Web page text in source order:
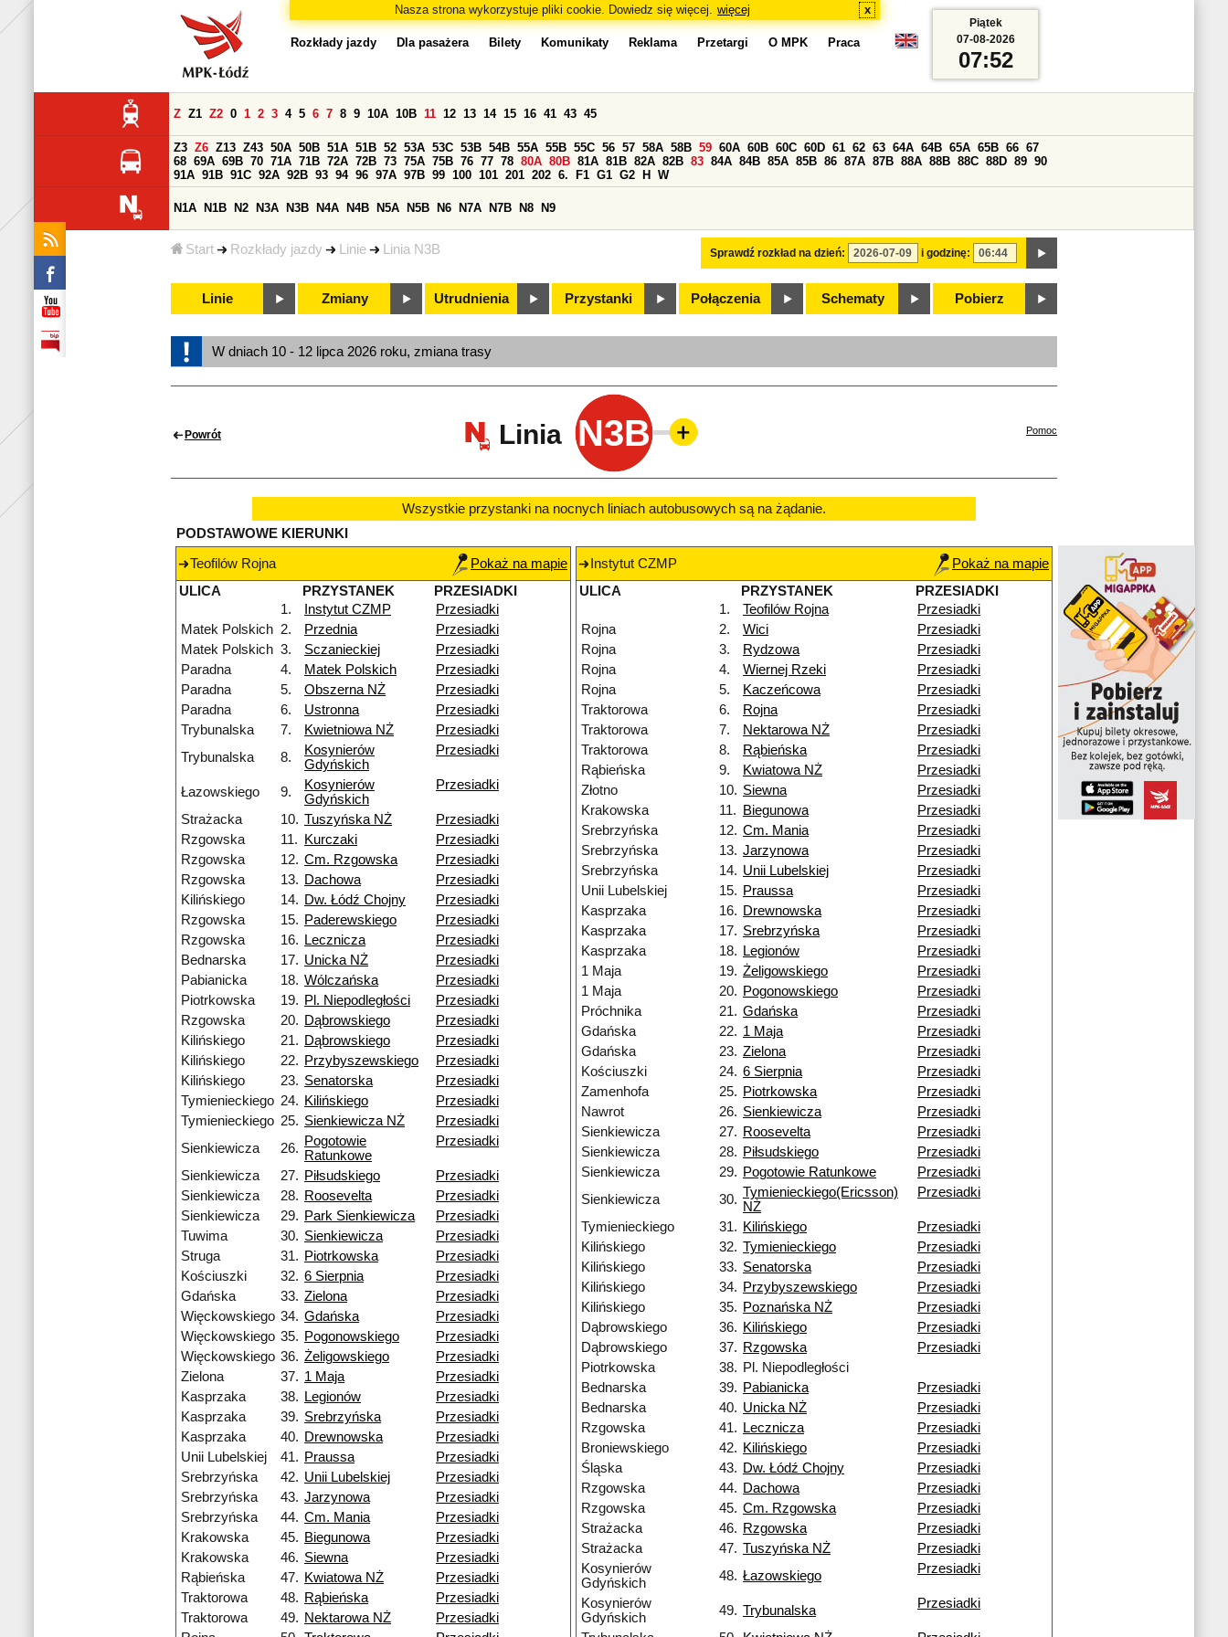
Nasza strona wykorzystuje pliki cookie. Dowiedz się więcej. więcej x
Start Rozkłady jazdy Linie Linia N3B
Rozkłady jazdy Dla pasażera Bilety Komunikaty Reklama Przetargi O MPK Praca
Sprawdź rozkład na dzień: i godzinę:
Z Z1 Z2 0 1 2 3 4 5 6 7 8 9 10A 10B 11 12 13 14 15 16 41 43 45
Z3 Z6 Z13 Z43 50A 50B 51A 51B 52 53A 53C 53B 54B 55A 55B 55C 56 57 58A 58B 59 60A 60B 60C 60D 61 62 63 64A 64B 65A 65B 66 67
68 69A 69B 70 71A 71B 72A 72B 73 75A 75B 76 77 78 80A 80B 81A 81B 82A 82B 83 84A 84B 85A 85B 86 87A 87B 88A 88B 88C 88D 89 90
91A 91B 91C 92A 92B 93 94 96 97A 97B 99 100 101 201 202 6. F1 G1 G2 H W
N1A N1B N2 N3A N3B N4A N4B N5A N5B N6 N7A N7B N8 N9
Linie Zmiany Utrudnienia Przystanki Połączenia Schematy Pobierz
Piątek
07-08-2026
07:52
W dniach 10 - 12 lipca 2026 roku, zmiana trasy
Powrót Linia N3B Pomoc
Wszystkie przystanki na nocnych liniach autobusowych są na żądanie.
PODSTAWOWE KIERUNKI
Teofilów Rojna
Pokaż na mapie
ULICA
PRZYSTANEK
PRZESIADKI
1.
Instytut CZMP
Przesiadki
Matek Polskich 2. Przednia
Przesiadki
Matek Polskich 3. Sczanieckiej
Przesiadki
Paradna
4. Matek Polskich
Przesiadki
Paradna
5. Obszerna NŻ
Przesiadki
Paradna
6. Ustronna
Przesiadki
Trybunalska
7. Kwietniowa NŻ
Przesiadki
Trybunalska
8.
Kosynierów
Gdyńskich
Przesiadki
Łazowskiego 9.
Kosynierów
Gdyńskich
Przesiadki
Strażacka 10. Tuszyńska NŻ
Przesiadki
Rzgowska
11. Kurczaki
Przesiadki
Rzgowska
12. Cm. Rzgowska
Przesiadki
Rzgowska
13. Dachowa
Przesiadki
Kilińskiego
14. Dw. Łódź Chojny
Przesiadki
Rzgowska
15. Paderewskiego
Przesiadki
Rzgowska
16. Lecznicza
Przesiadki
Bednarska
17. Unicka NŻ
Przesiadki
Pabianicka
18. Wólczańska
Przesiadki
Piotrkowska
19. Pl. Niepodległości
Przesiadki
Rzgowska
20. Dąbrowskiego
Przesiadki
Kilińskiego
21. Dąbrowskiego
Przesiadki
Kilińskiego
22. Przybyszewskiego
Przesiadki
Kilińskiego
23. Senatorska
Przesiadki
Tymienieckiego 24. Kilińskiego
Przesiadki
Tymienieckiego 25. Sienkiewicza NŻ
Przesiadki
Sienkiewicza
26. Pogotowie
Ratunkowe
Przesiadki
Sienkiewicza 27. Piłsudskiego
Przesiadki
Sienkiewicza
28. Roosevelta
Przesiadki
Sienkiewicza
29. Park Sienkiewicza
Przesiadki
Tuwima
30. Sienkiewicza
Przesiadki
Struga
31. Piotrkowska
Przesiadki
Kościuszki
32. 6 Sierpnia
Przesiadki
Gdańska
33. Zielona
Przesiadki
Więckowskiego 34. Gdańska
Przesiadki
Więckowskiego 35. Pogonowskiego
Przesiadki
Więckowskiego 36. Żeligowskiego
Przesiadki
Zielona
37. 1 Maja
Przesiadki
Kasprzaka
38. Legionów
Przesiadki
Kasprzaka
39. Srebrzyńska
Przesiadki
Kasprzaka
40. Drewnowska
Przesiadki
Unii Lubelskiej
41. Praussa
Przesiadki
Srebrzyńska
42. Unii Lubelskiej
Przesiadki
Srebrzyńska
43. Jarzynowa
Przesiadki
Srebrzyńska
44. Cm. Mania
Przesiadki
Krakowska
45. Biegunowa
Przesiadki
Krakowska
46. Siewna
Przesiadki
Rąbieńska
47. Kwiatowa NŻ
Przesiadki
Traktorowa
48. Rąbieńska
Przesiadki
Traktorowa
49. Nektarowa NŻ
Przesiadki
Instytut CZMP
Pokaż na mapie
ULICA
PRZYSTANEK
PRZESIADKI
1.
Teofilów Rojna
Przesiadki
Rojna
2. Wici
Przesiadki
Rojna
3. Rydzowa
Przesiadki
Rojna
4. Wiernej Rzeki
Przesiadki
Rojna
5. Kaczeńcowa
Przesiadki
Traktorowa
6. Rojna
Przesiadki
Traktorowa
7. Nektarowa NŻ
Przesiadki
Traktorowa
8. Rąbieńska
Przesiadki
Rąbieńska
9. Kwiatowa NŻ
Przesiadki
Złotno
10. Siewna
Przesiadki
Krakowska
11. Biegunowa
Przesiadki
Srebrzyńska
12. Cm. Mania
Przesiadki
Srebrzyńska
13. Jarzynowa
Przesiadki
Srebrzyńska
14. Unii Lubelskiej
Przesiadki
Unii Lubelskiej
15. Praussa
Przesiadki
Kasprzaka
16. Drewnowska
Przesiadki
Kasprzaka
17. Srebrzyńska
Przesiadki
Kasprzaka
18. Legionów
Przesiadki
1 Maja
19. Żeligowskiego
Przesiadki
1 Maja
20. Pogonowskiego
Przesiadki
Próchnika
21. Gdańska
Przesiadki
Gdańska
22. 1 Maja
Przesiadki
Gdańska
23. Zielona
Przesiadki
Kościuszki
24. 6 Sierpnia
Przesiadki
Zamenhofa
25. Piotrkowska
Przesiadki
Nawrot
26. Sienkiewicza
Przesiadki
Sienkiewicza
27. Roosevelta
Przesiadki
Sienkiewicza
28. Piłsudskiego
Przesiadki
Sienkiewicza
29. Pogotowie Ratunkowe
Przesiadki
Sienkiewicza
30. Tymienieckiego(Ericsson)
NŻ
Przesiadki
Tymienieckiego 31. Kilińskiego
Przesiadki
Kilińskiego
32. Tymienieckiego
Przesiadki
Kilińskiego
33. Senatorska
Przesiadki
Kilińskiego
34. Przybyszewskiego
Przesiadki
Kilińskiego
35. Poznańska NŻ
Przesiadki
Dąbrowskiego
36. Kilińskiego
Przesiadki
Dąbrowskiego
37. Rzgowska
Przesiadki
Piotrkowska
38. Pl. Niepodległości
Bednarska
39. Pabianicka
Przesiadki
Bednarska
40. Unicka NŻ
Przesiadki
Rzgowska
41. Lecznicza
Przesiadki
Broniewskiego
42. Kilińskiego
Przesiadki
Śląska
43. Dw. Łódź Chojny
Przesiadki
Rzgowska
44. Dachowa
Przesiadki
Rzgowska
45. Cm. Rzgowska
Przesiadki
Strażacka
46. Rzgowska
Przesiadki
Strażacka
47. Tuszyńska NŻ
Przesiadki
Kosynierów
Gdyńskich
48. Łazowskiego Przesiadki
Kosynierów
Gdyńskich
49. Trybunalska Przesiadki